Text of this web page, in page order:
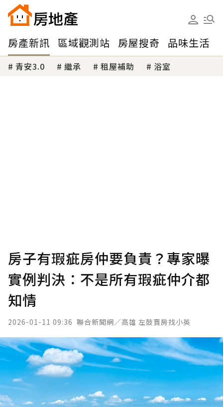
房產新訊 區域觀測站 房屋搜奇 品味生活
青安3.0 繼承 租屋補助 浴室
房子有瑕疵房仲要負責？專家曝
實例判決：不是所有瑕疵仲介都
知情
2026-01-11 09:36 聯合新聞網／高雄 左鼓賣房找小英